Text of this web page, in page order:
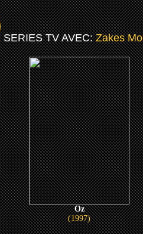
SERIES TV AVEC:Zakes
Oz
(1997)